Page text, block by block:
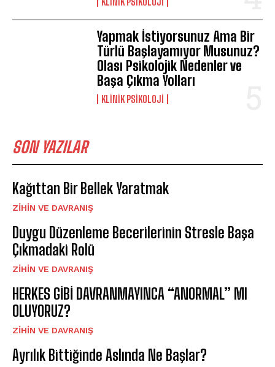
Yapmak İstiyorsunuz Ama Bir
Türlü Başlayamıyor Musunuz?
Olası Psikolojik Nedenler ve
Başa Çıkma Yolları
KLINIK PSIKOLOJI
SON YAZILAR
Kağıttan Bir Bellek Yaratmak
⁠ZIHIN VE DAVRANIŞ
Duygu Düzenleme Becerilerinin Stresle Başa
Çıkmadaki Rolü
⁠ZIHIN VE DAVRANIŞ
HERKES GİBİ DAVRANMAYINCA “ANORMAL” MI
OLUYORUZ?
⁠ZIHIN VE DAVRANIŞ
Ayrılık Bittiğinde Aslında Ne Başlar?